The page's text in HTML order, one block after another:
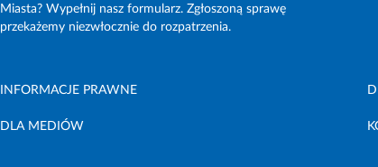
Miasta? Wypełnij nasz formularz. Zgłoszoną sprawę
przekażemy niezwłocznie do rozpatrzenia.
INFORMACJE PRAWNE
DLA MEDIÓW